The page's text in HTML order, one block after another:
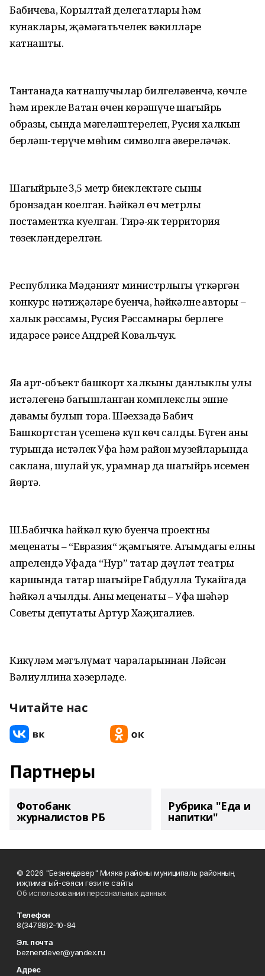
Бабичева, Корылтай делегатлары һәм
кунаклары, җәмәгатьчелек вәкилләре
катнашты.
Тантанада катнашучылар билгеләвенчә, көчле
һәм ирекле Ватан өчен көрәшүче шагыйрь
образы, сында мәңгеләштерелеп, Русия халкын
берләш-терүче мөһим символга әвереләчәк.
Шагыйрьнең 3,5 метр биеклектәге сыны
бронзадан коелган. Һәйкәл өч метрлы
постаментка куелган. Тирә-як территория
төзекләндерелгән.
Республика Мәдәният министрлыгы үткәргән
конкурс нәтиҗәләре буенча, һәйкәлнең авторы –
халык рәссамы, Русия Рәссамнары берлеге
идарәсе рәисе Андрей Ковальчук.
Яңа арт-объект башкорт халкының данлыклы улы
истәлегенә багышланган комплекслы эшнең
дәвамы булып тора. Шәехзадә Бабич
Башкортстан үсешенә күп көч салды. Бүген аның
турында истәлек Уфа һәм район музейларында
саклана, шулай ук, урамнар да шагыйрь исемен
йөртә.
Ш.Бабичка һәйкәл кую буенча проектның
меценаты – “Евразия“ җәмгыяте. Агымдагы елның
апрелендә Уфада “Нур” татар дәүләт театры
каршында татар шагыйре Габдулла Тукайгада
һәйкәл ачылды. Аның меценаты – Уфа шәһәр
Советы депутаты Артур Хаҗигалиев.
Киңкүләм мәгълүмат чараларыннан Ләйсән
Вәлиуллина хәзерләде.
Читайте нас
Партнеры
Фотобанк
журналистов РБ
Рубрика "Еда и
напитки"
© 2026 "Безнең дәвер" Миякә районы муниципаль районның
иҗтимагый-сәяси гәзите сайты
Об использовании персональных данных
Телефон
8(34788)2-10-84
Эл. почта
beznendever@yandex.ru
Адрес